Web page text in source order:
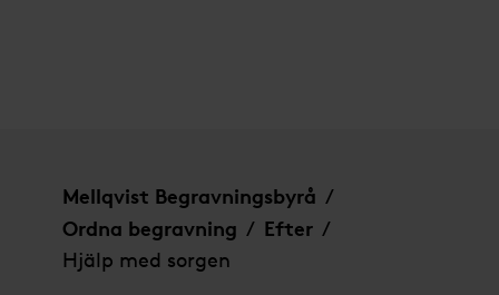
Mellqvist Begravningsbyrå /
Ordna begravning / Efter /
Hjälp med sorgen